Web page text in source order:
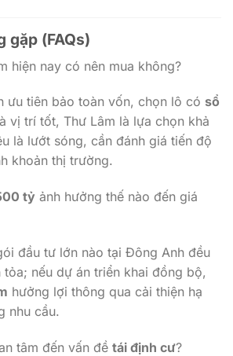
gặp (FAQs)
hiện nay có nên mua không?
ưu tiên bảo toàn vốn, chọn lô có sổ
vị trí tốt, Thư Lâm là lựa chọn khả
là lướt sóng, cần đánh giá tiến độ
khoản thị trường.
tỷảnh hưởng thế nào đến giá
đầu tư lớn nào tại Đông Anh đều
tỏa; nếu dự án triển khai đồng bộ,
hưởng lợi thông qua cải thiện hạ
nhu cầu.
tâm đến vấn đề tái định cư?